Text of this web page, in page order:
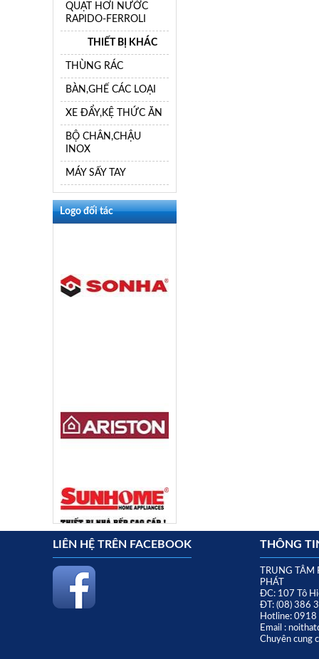
QUẠT HƠI NƯỚC
RAPIDO-FERROLI
THIẾT BỊ KHÁC
THÙNG RÁC
BÀN,GHẾ CÁC LOẠI
XE ĐẨY,KỆ THỨC ĂN
BỘ CHÂN,CHẬU
INOX
MÁY SẤY TAY
Logo đối tác
LIÊN HỆ TRÊN FACEBOOK THÔNG
TRUNG
PHÁT
ĐC: 107 Tô
ĐT: (08) 386
Hotline:
Email :
Chuyên cung